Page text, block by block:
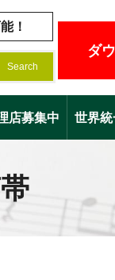
！
ダ
店募集中 世界